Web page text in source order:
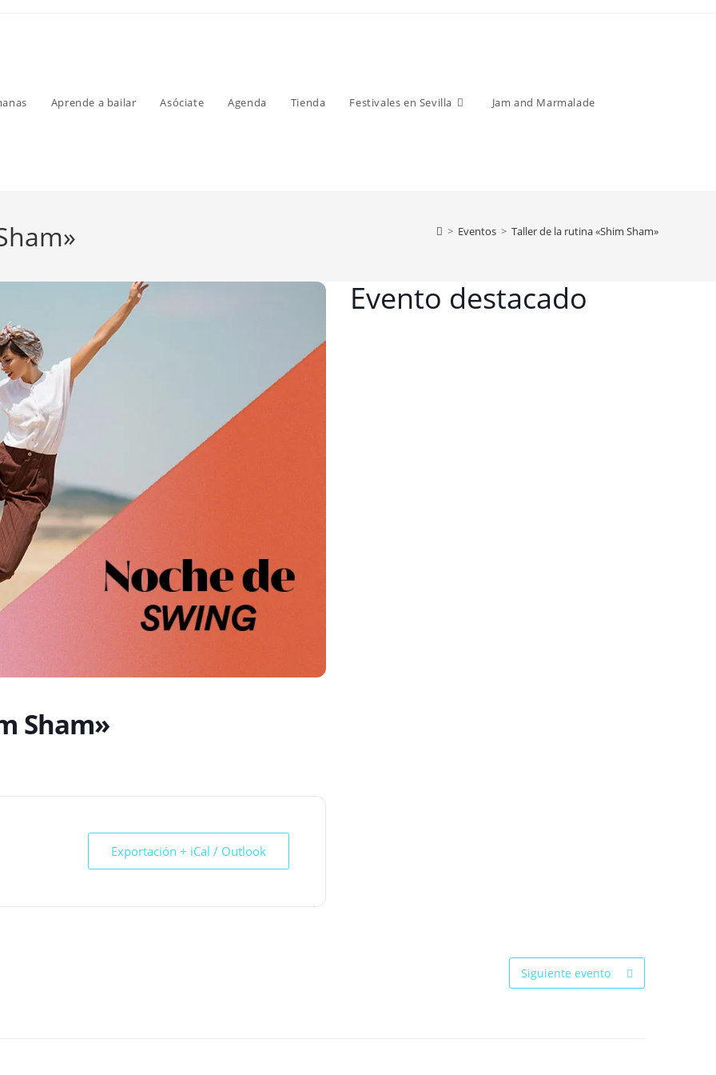
Aprende a bailar Asóciate Agenda Tienda Festivales en Sevilla Jam and Marmalade
> Eventos > Taller de la rutina «Shim Sham»
Sham»
Exportación + iCal / Outlook
Evento destacado
Siguiente evento